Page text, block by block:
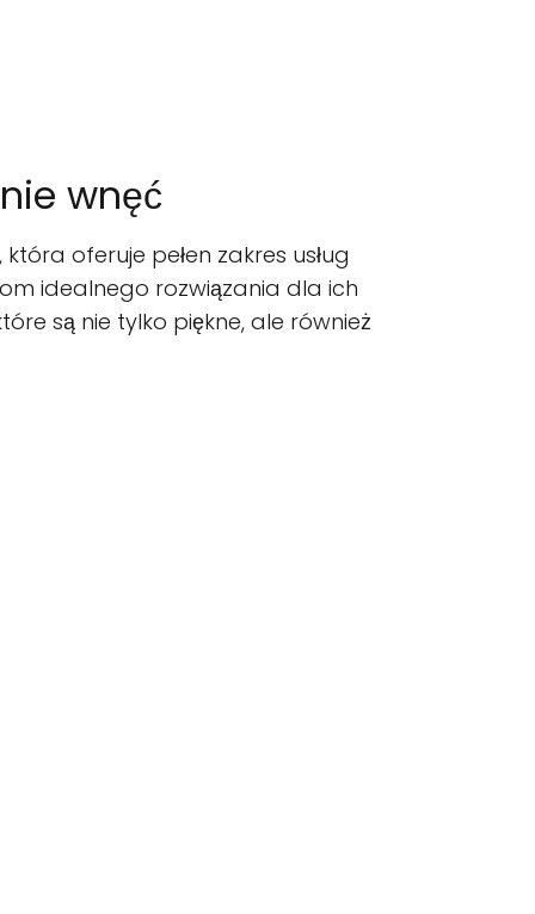
wnęć
oferuje pełen zakres usług
idealnego rozwiązania dla ich
są nie tylko piękne, ale również